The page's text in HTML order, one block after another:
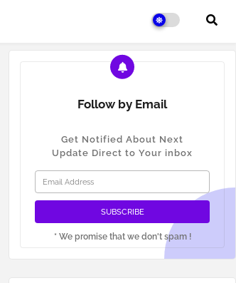
Follow by Email
Get Notified About Next
Update Direct to Your inbox
* We promise that we don't spam !